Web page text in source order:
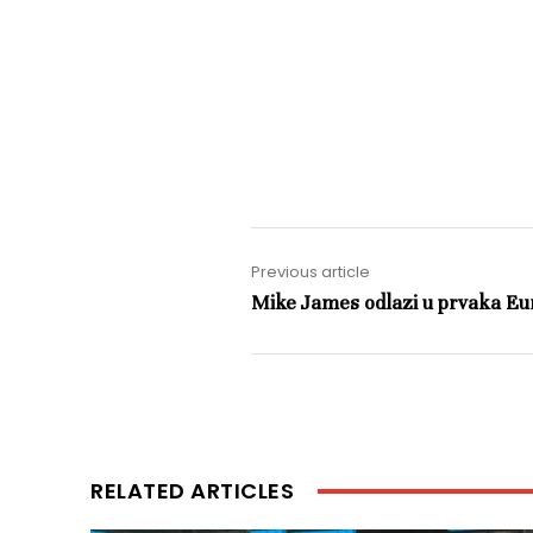
Previous article
Mike James odlazi u prvaka
RELATED ARTICLES